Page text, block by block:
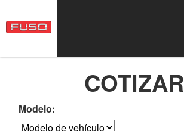
COTIZAR
Modelo: